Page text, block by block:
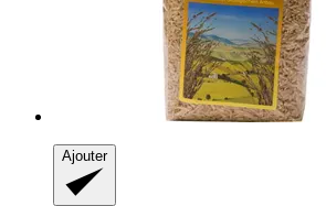
Ajouter